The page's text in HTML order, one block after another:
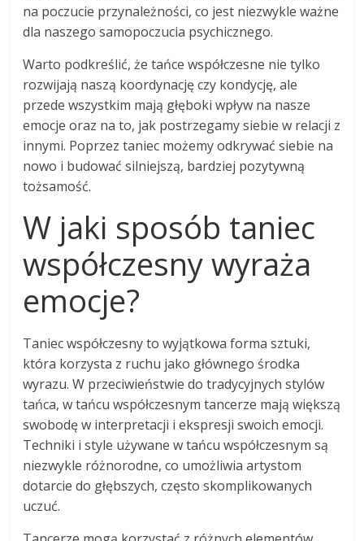
na poczucie przynależności, co jest niezwykle ważne
dla naszego samopoczucia psychicznego.
Warto podkreślić, że tańce współczesne nie tylko
rozwijają naszą koordynację czy kondycję, ale
przede wszystkim mają głęboki wpływ na nasze
emocje oraz na to, jak postrzegamy siebie w relacji z
innymi. Poprzez taniec możemy odkrywać siebie na
nowo i budować silniejszą, bardziej pozytywną
tożsamość.
W jaki sposób taniec
współczesny wyraża
emocje?
Taniec współczesny to wyjątkowa forma sztuki,
która korzysta z ruchu jako głównego środka
wyrazu. W przeciwieństwie do tradycyjnych stylów
tańca, w tańcu współczesnym tancerze mają większą
swobodę w interpretacji i ekspresji swoich emocji.
Techniki i style używane w tańcu współczesnym są
niezwykle różnorodne, co umożliwia artystom
dotarcie do głębszych, często skomplikowanych
uczuć.